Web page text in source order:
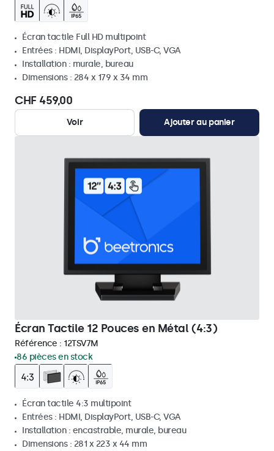
Écran tactile Full HD multipoint
Entrées : HDMI, DisplayPort, USB-C, VGA
Installation : murale, bureau
Dimensions : 284 x 179 x 34 mm
CHF 459,00
Voir Ajouter au panier
Écran Tactile 12 Pouces en Métal (4:3)
Référence : 12TSV7M
86 pièces en stock
Écran tactile 4:3 multipoint
Entrées : HDMI, DisplayPort, USB-C, VGA
Installation : encastrable, murale, bureau
Dimensions : 281 x 223 x 44 mm